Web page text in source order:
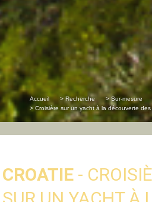
Accueil > Recherche > Sur-mesure
> Croisière sur un yacht à la découverte
CROATIE -